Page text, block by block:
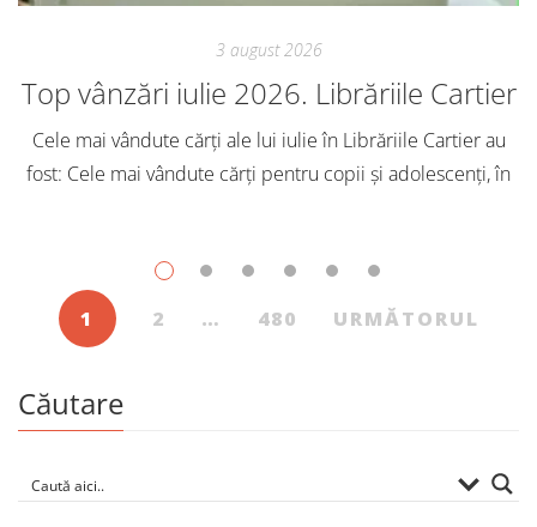
3 august 2026
Top vânzări iulie 2026. Librăriile Cartier
Cele mai vândute cărți ale lui iulie în Librăriile Cartier au
fost: Cele mai vândute cărți pentru copii și adolescenți, în
1 2 … 480 URMĂTORUL
Căutare